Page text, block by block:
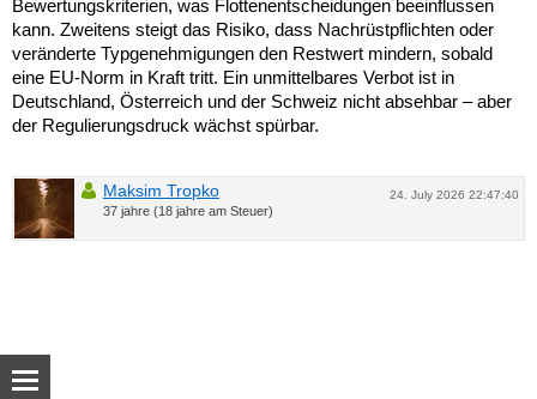
Bewertungskriterien, was Flottenentscheidungen beeinflussen
kann. Zweitens steigt das Risiko, dass Nachrüstpflichten oder
veränderte Typgenehmigungen den Restwert mindern, sobald
eine EU-Norm in Kraft tritt. Ein unmittelbares Verbot ist in
Deutschland, Österreich und der Schweiz nicht absehbar – aber
der Regulierungsdruck wächst spürbar.
24. July 2026 22:47:40
Maksim Tropko
37 jahre (18 jahre am Steuer)